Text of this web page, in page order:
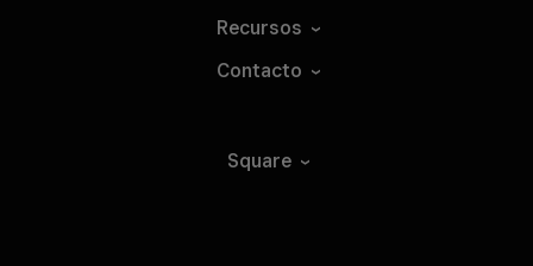
Recursos
Contacto
Square